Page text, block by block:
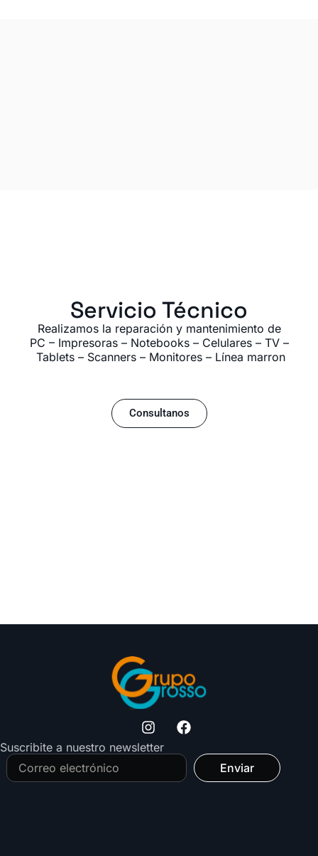
Servicio Técnico
Realizamos la reparación y mantenimiento de
PC – Impresoras – Notebooks – Celulares – TV –
Tablets – Scanners – Monitores – Línea marron
Consultanos
Suscribite a nuestro newsletter
Enviar